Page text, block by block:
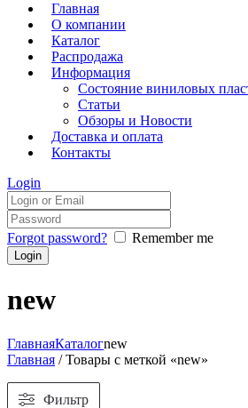
Главная
О компании
Каталог
Распродажа
Информация
Состояние виниловых
Статьи
Обзоры и Новости
Доставка и оплата
Контакты
Login
Forgot password? Remember me
new
ГлавнаяКаталогnew
Главная / Товары с меткой «new»
Фильтр